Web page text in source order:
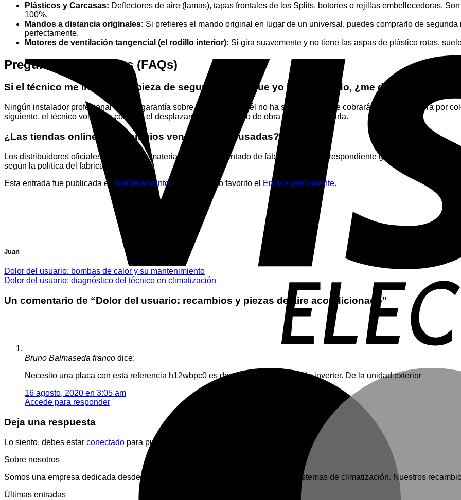
Plásticos y Carcasas: Deflectores de aire (lamas), tapas frontales de los Splits, botones o rejillas embellecedoras.
100%.
Mandos a distancia originales: Si prefieres el mando original en lugar de un universal, puedes comprarlo de
perfectamente.
Motores de ventilación tangencial (el rodillo interior): Si gira suavemente y no tiene las aspas de plástico rotas,
Preguntas Frecuentes (FAQs)
Si el técnico me instala una pieza de segunda mano que yo he comprado, ¿me da garantía?
Ningún instalador profesional te dará garantía sobre una pieza que él no ha suministrado. Te cobrará su mano de obra por
siguiente, el técnico volverá a cobrarte el desplazamiento y la mano de obra para desmontarla.
¿Las tiendas online de recambios venden piezas usadas?
Los distribuidores oficiales solo venden material nuevo y precintado de fábrica con su correspondiente garantía legal
según la política del fabricante).
Esta entrada fue publicada en
Mantenimiento . Marque como favorito el Enlace permanente.
Juan
Dolor del usuario: bombas de calor y su mantenimiento
Dolor del usuario: diagnóstico del técnico en climatización
Un comentario de “Dolor del usuario: recambios y piezas de aire acondicionado”
Bruno Balmaseda franco dice:
Necesito una placa con esta referencia h12wbpc0 es de un aire acondicionado inverter. De la unidad exterior
16 agosto, 2020 en 3:05 am
Accede para responder
Deja una respuesta
Lo siento, debes estar conectado para publicar un comentario.
Sobre nosotros
Somos una empresa dedicada desde hace más de 10 años en la reparación de sistemas de climatización. Nuestros
Últimas entradas